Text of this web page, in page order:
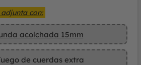
con:
acolchada 15mm
de cuerdas extra